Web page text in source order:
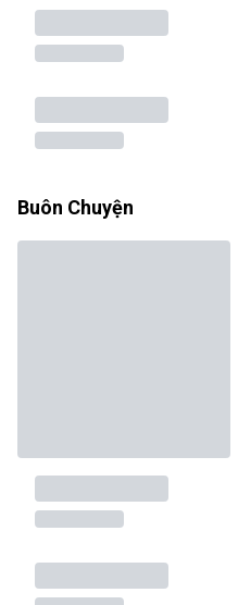
Buôn Chuyện